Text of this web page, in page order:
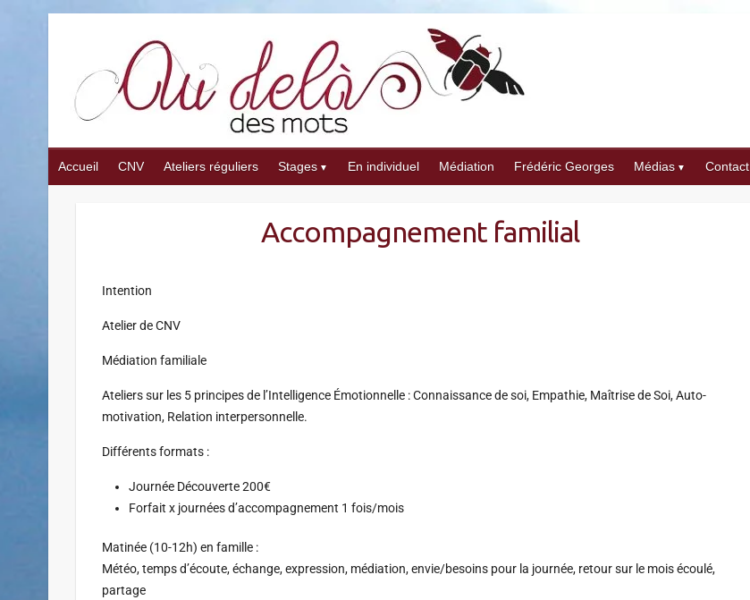
Accueil CNV Ateliers réguliers Stages En individuel Médiation Frédéric Georges Médias Contact
Accompagnement familial
Intention
Atelier de CNV
Médiation familiale
Ateliers sur les 5 principes de l’Intelligence Émotionnelle : Connaissance de soi, Empathie, Maîtrise de Soi, Auto-
motivation, Relation interpersonnelle.
Différents formats :
Journée Découverte 200€
Forfait x journées d’accompagnement 1 fois/mois
Matinée (10-12h) en famille :
Météo, temps d’écoute, échange, expression, médiation, envie/besoins pour la journée, retour sur le mois écoulé,
partage